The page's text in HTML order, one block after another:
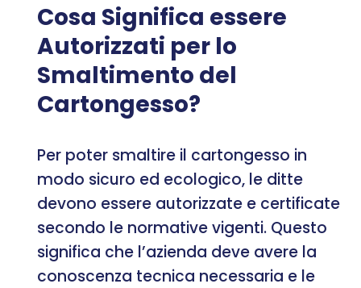
Cosa Significa essere
Autorizzati per lo
Smaltimento del
Cartongesso?
Per poter smaltire il cartongesso in
modo sicuro ed ecologico, le ditte
devono essere autorizzate e certificate
secondo le normative vigenti. Questo
significa che l’azienda deve avere la
conoscenza tecnica necessaria e le